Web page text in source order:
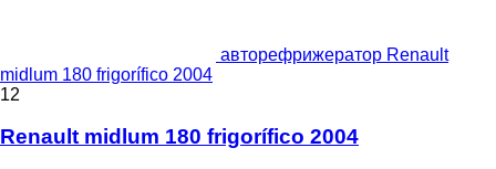
авторефрижератор Renault
midlum 180 frigorífico 2004
12
Renault midlum 180 frigorífico 2004